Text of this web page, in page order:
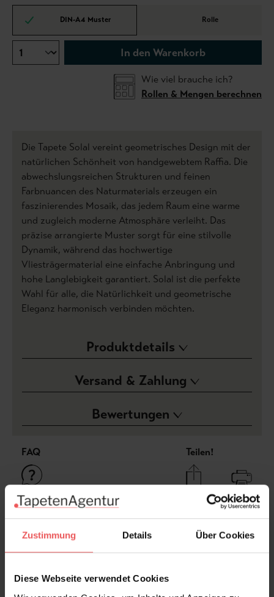
Zustimmung Details Über Cookies
Diese Webseite verwendet Cookies
DIN-A4 Muster Rolle
In den Warenkorb
Wie viel brauche ich?
Rollen & Mengen berechnen
Die Tapete Solal vereint geometrisches Design mit der
natürlichen Schönheit von handgewebtem Raffia. Die
abwechslungsreichen Strukturen und feinen
Farbnuancen des Naturmaterials erzeugen ein
faszinierendes Mosaik, das jedem Raum eine warme
und zugleich moderne Atmosphäre verleiht. Das
präzise arrangierte Muster sorgt für eine stilvolle
Dynamik, während das hochwertige
Vliesträgermaterial eine einfache Anbringung und
hohe Langlebigkeit garantiert. Solal ist die perfekte
Wahl für alle, die Natürlichkeit und geometrische
Eleganz harmonisch verbinden möchten.
Produktdetails
Versand & Zahlung
Bewertungen
FAQ Teilen!
Sie haben Fragen zum Produkt?
Frage stellen